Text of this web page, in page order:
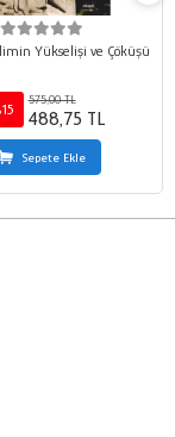
Yükselişi ve Çöküşü
575,00 TL
488,75 TL
Sepete Ekle